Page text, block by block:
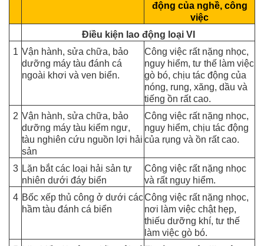
động của nghề, công
việc
Điều kiện lao động loại VI
1 Vận hành, sửa chữa, bảo
dưỡng máy tàu đánh cá
ngoài khơi và ven biển.
Công việc rất nặng nhọc,
nguy hiểm, tư thế làm việc
gò bó, chịu tác động của
nóng, rung, xăng, dầu và
tiếng ồn rất cao.
2 Vận hành, sửa chữa, bảo
dưỡng máy tàu kiểm ngư,
tàu nghiên cứu nguồn lợi hải
sản
Công việc rất nặng nhọc,
nguy hiểm, chịu tác động
của rụng và ồn rất cao.
3 Lặn bắt các loại hải sản tự
nhiên dưới đáy biển
Công việc rất nặng nhọc
và rất nguy hiểm.
4 Bốc xếp thủ công ở dưới các
hầm tàu đánh cá biển
Công việc rất nặng nhọc,
nơi làm việc chật hẹp,
thiếu dưỡng khí, tư thế
làm việc gò bó.